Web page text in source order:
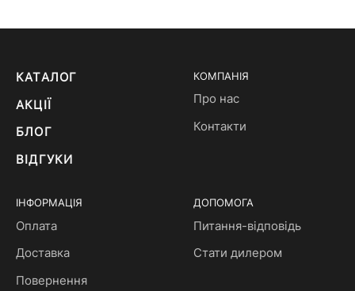
КАТАЛОГ
АКЦІЇ
БЛОГ
ВІДГУКИ
КОМПАНІЯ
Про нас
Контакти
ІНФОРМАЦІЯ
Оплата
Доставка
Повернення
ДОПОМОГА
Питання-відповідь
Стати дилером